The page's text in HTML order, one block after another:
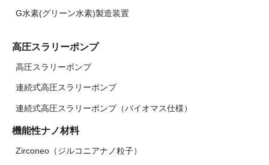
G水素(グリーン水素)製造装置
高圧スラリーポンプ
高圧スラリーポンプ
連続式高圧スラリーポンプ
連続式高圧スラリーポンプ（バイオマス仕様）
機能性ナノ材料
Zirconeo（ジルコニアナノ粒子）